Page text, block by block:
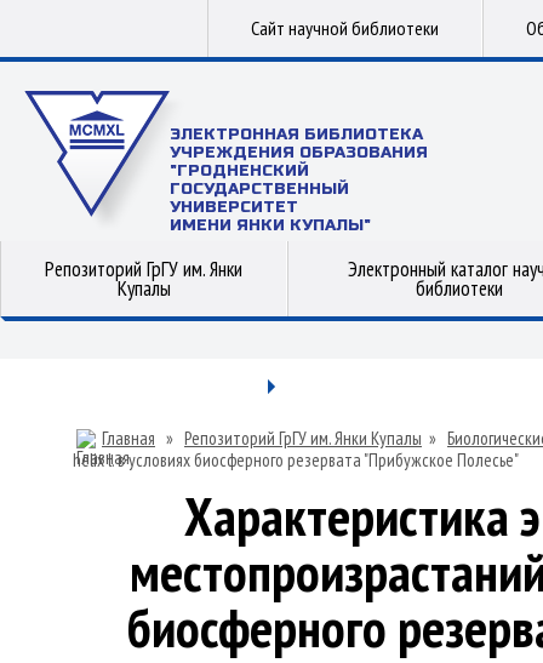
Сайт научной библиотеки
ЭЛЕКТРОННАЯ БИБЛИОТЕКА
УЧРЕЖДЕНИЯ ОБРАЗОВАНИЯ
"ГРОДНЕНСКИЙ
ГОСУДАРСТВЕННЫЙ
УНИВЕРСИТЕТ
ИМЕНИ ЯНКИ КУПАЛЫ"
Репозиторий ГрГУ им. Янки
Купалы
Электронный каталог
библиотеки
Главная » Репозиторий ГрГУ им. Янки Купалы »
helix l. в условиях биосферного резервата "Прибужское Полесье"
Характеристика
биосферного